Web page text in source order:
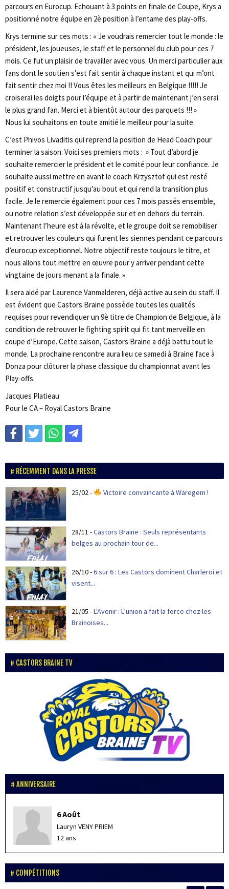
parcours en Eurocup. Echouant à 3 points en finale de Coupe, Krys a
positionné notre équipe en 2è position à l’entame des play-offs.
Krys termine sur ces mots : « Je voudrais remercier tout le monde : le
président, les joueuses, le staff et le personnel du club pour ces 7
mois. Ce fut un plaisir de travailler avec vous. Un merci particulier aux
fans dont le soutien s’est fait sentir à chaque instant et qui m’ont
fait sentir chez moi !! Vous êtes les meilleurs en Belgique !!!!! Je
croiserai les doigts pour l’équipe et à partir de maintenant j’en serai
le plus grand fan. Merci et à bientôt autour des parquets !!! »
Nous lui souhaitons en toute amitié le meilleur pour la suite.
C’est Phivos Livaditis qui reprend la position de Head Coach pour
terminer la saison. Voici ses premiers mots : » Tout d’abord je
souhaite remercier le président et le comité pour leur confiance. Je
souhaite aussi mettre en avant le coach Krzysztof qui est resté
positif et constructif jusqu’au bout et qui rend la transition plus
facile. Je le remercie également pour ces 7 mois passés ensemble,
ou notre relation s’est développée sur et en dehors du terrain.
Maintenant l’heure est à la révolte, et le groupe doit se remobiliser
et retrouver les couleurs qui furent les siennes pendant ce parcours
d’eurocup exceptionnel. Notre objectif reste toujours le titre, et
nous allons tout mettre en œuvre pour y arriver pendant cette
vingtaine de jours menant a la finale. »
Il sera aidé par Laurence Vanmalderen, déjà active au sein du staff. Il
est évident que Castors Braine possède toutes les qualités
requises pour revendiquer un 9è titre de Champion de Belgique, à la
condition de retrouver le fighting spirit qui fit tant merveille en
coupe d’Europe. Cette saison, Castors Braine a déjà battu tout le
monde. La prochaine rencontre aura lieu ce samedi à Braine face à
Donza pour clôturer la phase classique du championnat avant les
Play-offs.
Jacques Platieau
Pour le CA – Royal Castors Braine
RÉCEMMENT DANS LA PRESSE
25/02- Victoire convaincante à Waregem !
28/11 -Castors Braine : Seuls représentants
belges au prochain tour de...
26/10-6 sur 6 : Les Castors dominent Charleroi et
visent...
21/05 -L'Avenir : L’union a fait la force chez les
Brainoises...
CASTORS BRAINE TV
ANNIVERSAIRE
6 Août
Lauryn VENY PRIEM
12 ans
COMPÉTITIONS